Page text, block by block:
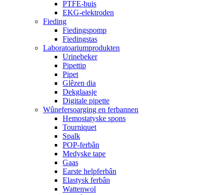
PTFE-buis
EKG-elektroden
Fieding
Fiedingspomp
Fiedingstas
Laboratoariumprodukten
Urinebeker
Pipettip
Pipet
Glêzen dia
Dekglaasje
Digitale pipette
Wûnefersoarging en ferbannen
Hemostatyske spons
Tourniquet
Spalk
POP-ferbân
Medyske tape
Gaas
Earste helpferbân
Elastysk ferbân
Wattenwol